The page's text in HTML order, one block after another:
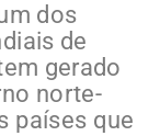
dos
de
gerado
norte-
países que